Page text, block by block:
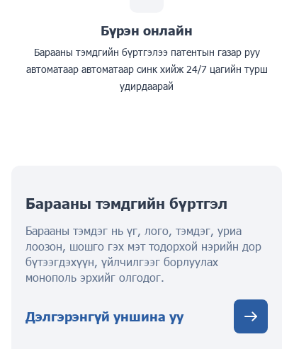
Бүрэн онлайн
Барааны тэмдгийн бүртгэлээ патентын газар руу
автоматаар автоматаар синк хийж 24/7 цагийн турш
удирдаарай
Барааны тэмдгийн бүртгэл
Барааны тэмдэг нь үг, лого, тэмдэг, уриа
лоозон, шошго гэх мэт тодорхой нэрийн дор
бүтээгдэхүүн, үйлчилгээг борлуулах
монополь эрхийг олгодог.
Дэлгэрэнгүй уншина уу